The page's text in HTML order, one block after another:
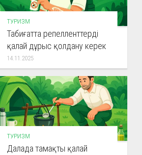
ТУРИЗМ
Табиғатта репелленттерді
қалай дұрыс қолдану керек
14.11.2025
ТУРИЗМ
Далада тамақты қалай